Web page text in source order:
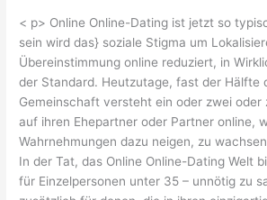
< p> Online Online-Dating ist jetzt so
sein wird das} soziale Stigma um
Übereinstimmung online reduziert, in
der Standard. Heutzutage, fast der Hälfte
Gemeinschaft versteht ein oder zwei oder
auf ihren Ehepartner oder Partner online,
Wahrnehmungen dazu neigen, zu
In der Tat, das Online Online-Dating Welt
für Einzelpersonen unter 35 – unnötig zu